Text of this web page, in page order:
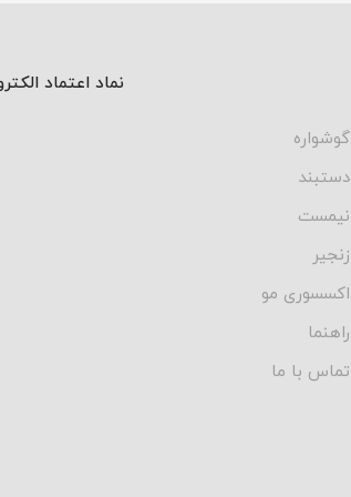
گوشواره
دستبند
نیمست
زنجیر
اکسسوری مو
راهنما
تماس با ما
نماد اعتماد